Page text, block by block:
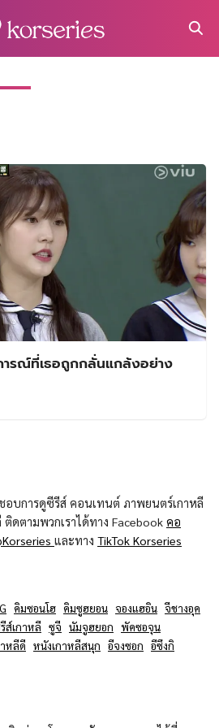
ารณ์ที่เธอถูกกลั่นแกล้งอย่าง
บการดูซีรีส์ คอนเทนต์ ภาพยนตร์เกาหลี
ดตามพวกเราได้ทาง Facebook คอ
และทาง TikTok Korseries
คิมซอนโฮ คิมซูฮยอน จองแฮอิน จีชางอุค
ส์เกาหลี ซูจี นัมจูฮยอก พัคซอจุน
หลีดี หนังเกาหลีสนุก อีจงซอก อีซึงกิ